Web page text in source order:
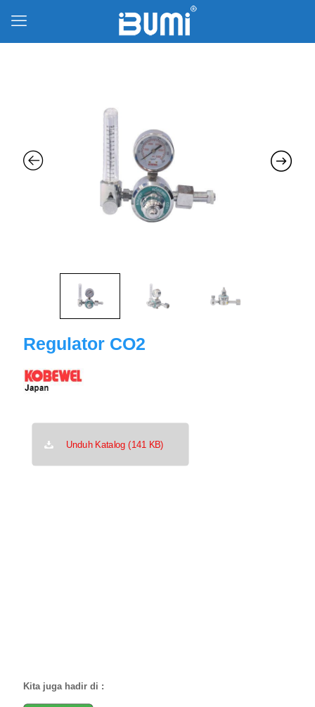
Regulator CO2
Unduh Katalog (141 KB)
Kita juga hadir di :